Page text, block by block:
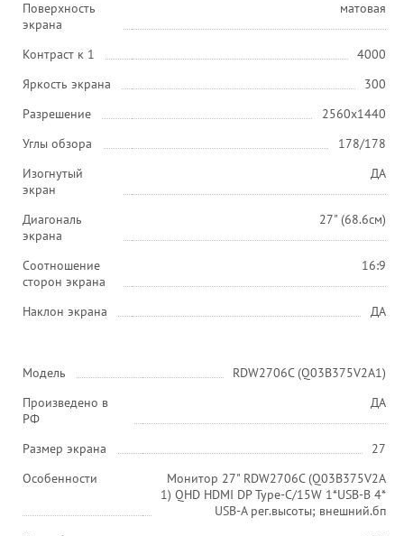
Поверхность
экрана
матовая
Контраст к 1
4000
Яркость экрана
300
Разрешение
2560x1440
Углы обзора
178/178
Изогнутый
экран
ДА
Диагональ
экрана
27" (68.6см)
Соотношение
сторон экрана
16:9
Наклон экрана ДА
Модель
RDW2706C (Q03В375V2A1)
Произведено в
РФ
ДА
Размер экрана
27
Особенности
Монитор 27" RDW2706C (Q03В375V2A
1) QHD HDMI DP Type-C/15W 1*USB-B 4*
USB-A рег.высоты; внешний.бп